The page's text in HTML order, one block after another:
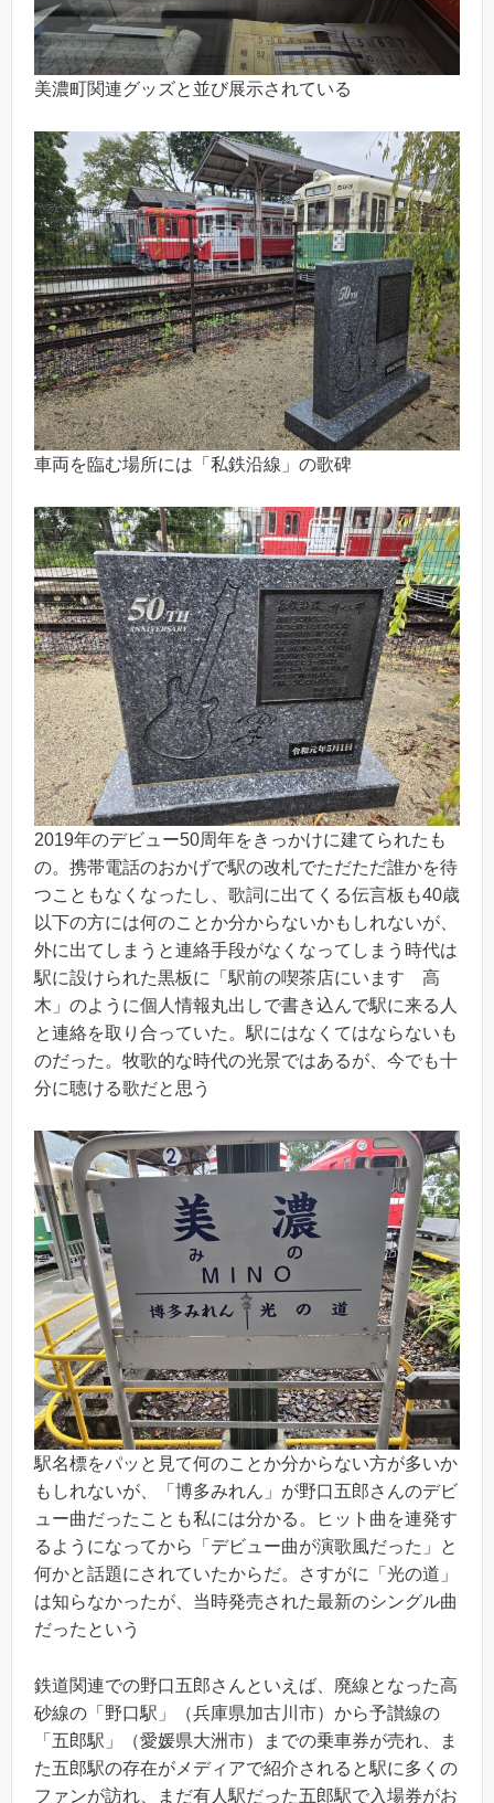
美濃町関連グッズと並び展示されている
車両を臨む場所には「私鉄沿線」の歌碑
2019年のデビュー50周年をきっかけに建てられたも
の。携帯電話のおかげで駅の改札でただただ誰かを待
つこともなくなったし、歌詞に出てくる伝言板も40歳
以下の方には何のことか分からないかもしれないが、
外に出てしまうと連絡手段がなくなってしまう時代は
駅に設けられた黒板に「駅前の喫茶店にいます 高
木」のように個人情報丸出しで書き込んで駅に来る人
と連絡を取り合っていた。駅にはなくてはならないも
のだった。牧歌的な時代の光景ではあるが、今でも十
分に聴ける歌だと思う
駅名標をパッと見て何のことか分からない方が多いか
もしれないが、「博多みれん」が野口五郎さんのデビ
ュー曲だったことも私には分かる。ヒット曲を連発す
るようになってから「デビュー曲が演歌風だった」と
何かと話題にされていたからだ。さすがに「光の道」
は知らなかったが、当時発売された最新のシングル曲
だったという
鉄道関連での野口五郎さんといえば、廃線となった高
砂線の「野口駅」（兵庫県加古川市）から予讃線の
「五郎駅」（愛媛県大洲市）までの乗車券が売れ、ま
た五郎駅の存在がメディアで紹介されると駅に多くの
ファンが訪れ、まだ有人駅だった五郎駅で入場券がお